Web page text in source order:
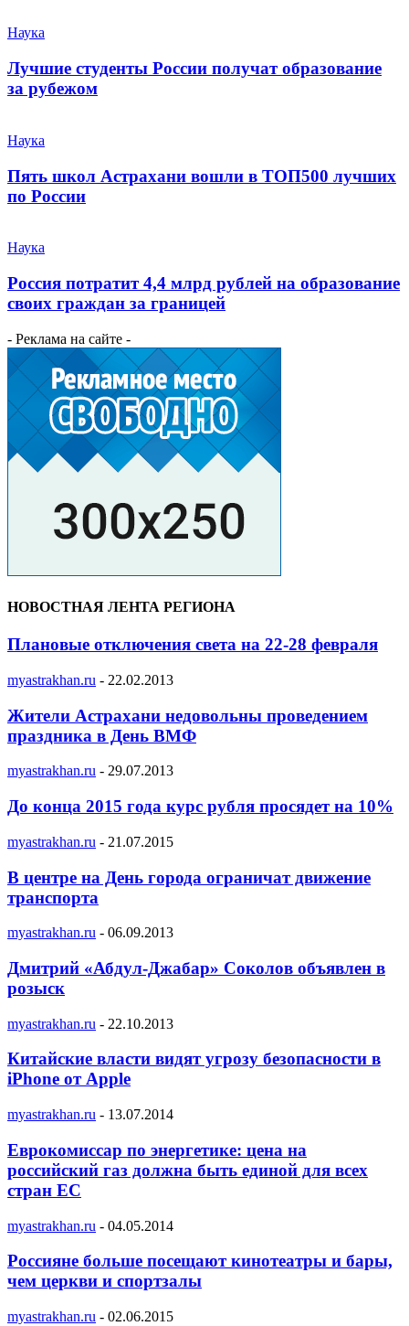
Наука
Лучшие студенты России получат образование
за рубежом
Наука
Пять школ Астрахани вошли в ТОП500 лучших
по России
Наука
Россия потратит 4,4 млрд рублей на образование
своих граждан за границей
- Реклама на сайте -
НОВОСТНАЯ ЛЕНТА РЕГИОНА
Плановые отключения света на 22-28 февраля
myastrakhan.ru - 22.02.2013
Жители Астрахани недовольны проведением
праздника в День ВМФ
myastrakhan.ru - 29.07.2013
До конца 2015 года курс рубля просядет на 10%
myastrakhan.ru - 21.07.2015
В центре на День города ограничат движение
транспорта
myastrakhan.ru - 06.09.2013
Дмитрий «Абдул-Джабар» Соколов объявлен в
розыск
myastrakhan.ru - 22.10.2013
Китайские власти видят угрозу безопасности в
iPhone от Apple
myastrakhan.ru - 13.07.2014
Еврокомиссар по энергетике: цена на
российский газ должна быть единой для всех
стран ЕС
myastrakhan.ru - 04.05.2014
Россияне больше посещают кинотеатры и бары,
чем церкви и спортзалы
myastrakhan.ru - 02.06.2015